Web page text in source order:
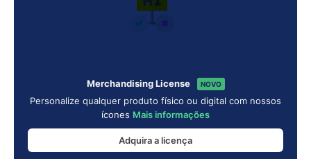
Merchandising License NOVO
Personalize qualquer produto físico ou digital com nossos
ícones Mais informações
Adquira a licença